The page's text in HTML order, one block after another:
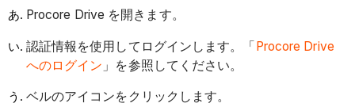
Procore Drive を開きます。
認証情報を使用してログインします。「Procore Drive
へのログイン 」を参照してください。
ベルのアイコンをクリックします。